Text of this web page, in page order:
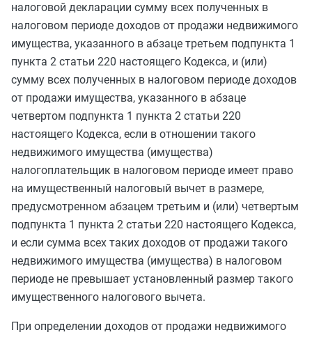
налоговой декларации сумму всех полученных в
налоговом периоде доходов от продажи недвижимого
имущества, указанного в абзаце третьем подпункта 1
пункта 2 статьи 220 настоящего Кодекса, и (или)
сумму всех полученных в налоговом периоде доходов
от продажи имущества, указанного в абзаце
четвертом подпункта 1 пункта 2 статьи 220
настоящего Кодекса, если в отношении такого
недвижимого имущества (имущества)
налогоплательщик в налоговом периоде имеет право
на имущественный налоговый вычет в размере,
предусмотренном абзацем третьим и (или) четвертым
подпункта 1 пункта 2 статьи 220 настоящего Кодекса,
и если сумма всех таких доходов от продажи такого
недвижимого имущества (имущества) в налоговом
периоде не превышает установленный размер такого
имущественного налогового вычета.
При определении доходов от продажи недвижимого